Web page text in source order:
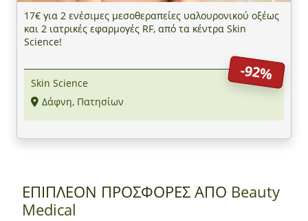
17€ για 2 ενέσιμες μεσοθεραπείες υαλουρονικού οξέως
και 2 ιατρικές εφαρμογές RF, από τα κέντρα Skin
Science!
-92%
Skin Science
Δάφνη, Πατησίων
ΕΠΙΠΛΕΟΝ ΠΡΟΣΦΟΡΕΣ ΑΠΟ Beauty
Medical